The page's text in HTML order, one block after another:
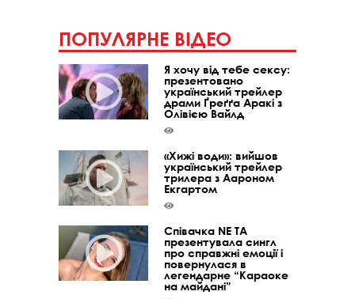
ПОПУЛЯРНЕ ВІДЕО
Я хочу від тебе сексу:
презентовано
український трейлер
драми Ґреґґа Аракі з
Олівією Вайлд
«Хижі води»: вийшов
український трейлер
трилера з Аароном
Екгартом
Співачка NE TA
презентувала сингл
про справжні емоції і
повернулася в
легендарне “Караоке
на майдані”